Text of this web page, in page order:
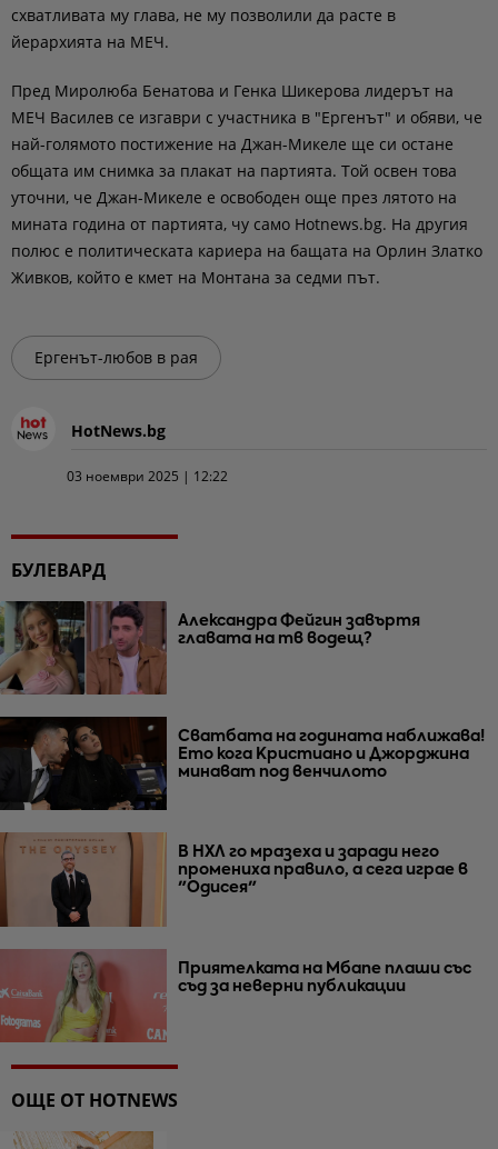
схватливата му глава, не му позволили да расте в
йерархията на МЕЧ.
Пред Миролюба Бенатова и Генка Шикерова лидерът на
МЕЧ Василев се изгаври с участника в "Ергенът" и обяви, че
най-голямото постижение на Джан-Микеле ще си остане
общата им снимка за плакат на партията. Той освен това
уточни, че Джан-Микеле е освободен още през лятото на
мината година от партията, чу само Hotnews.bg. На другия
полюс е политическата кариера на бащата на Орлин Златко
Живков, който е кмет на Монтана за седми път.
Ергенът-любов в рая
HotNews.bg
03 ноември 2025 | 12:22
БУЛЕВАРД
Александра Фейгин завъртя
главата на тв водещ?
Сватбата на годината наближава!
Ето кога Кристиано и Джорджина
минават под венчилото
В НХЛ го мразеха и заради него
промениха правило, а сега играе в
"Одисея"
Приятелката на Мбапе плаши със
съд за неверни публикации
ОЩЕ ОТ HOTNEWS